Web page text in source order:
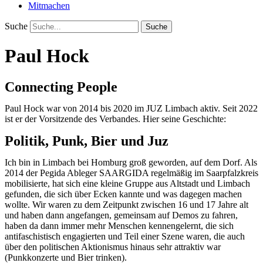
Mitmachen
Suche Suche
Paul Hock
Connecting People
Paul Hock war von 2014 bis 2020 im JUZ Limbach aktiv. Seit 2022
ist er der Vorsitzende des Verbandes. Hier seine Geschichte:
Politik, Punk, Bier und Juz
Ich bin in Limbach bei Homburg groß geworden, auf dem Dorf. Als
2014 der Pegida Ableger SAARGIDA regelmäßig im Saarpfalzkreis
mobilisierte, hat sich eine kleine Gruppe aus Altstadt und Limbach
gefunden, die sich über Ecken kannte und was dagegen machen
wollte. Wir waren zu dem Zeitpunkt zwischen 16 und 17 Jahre alt
und haben dann angefangen, gemeinsam auf Demos zu fahren,
haben da dann immer mehr Menschen kennengelernt, die sich
antifaschistisch engagierten und Teil einer Szene waren, die auch
über den politischen Aktionismus hinaus sehr attraktiv war
(Punkkonzerte und Bier trinken).